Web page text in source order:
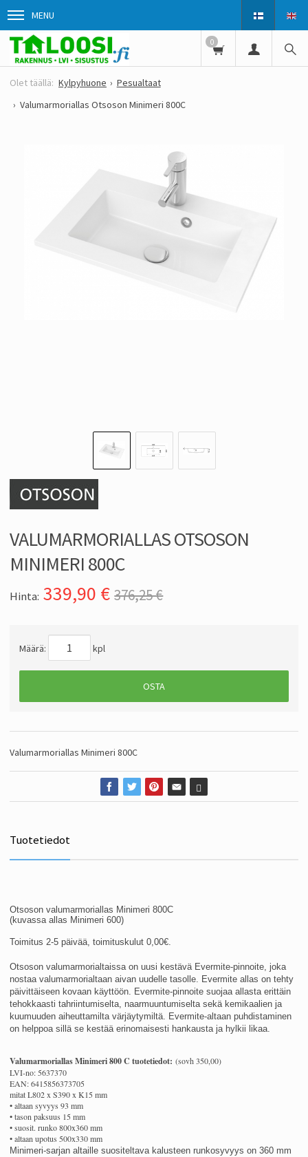
MENU
0
Kylpyhuone
Pesualtaat
Valumarmoriallas Otsoson Minimeri 800C
VALUMARMORIALLAS OTSOSON
MINIMERI 800C
Hinta: 339,90 € 376,25 €
Määrä: kpl
OSTA
Valumarmoriallas Minimeri 800C
Tuotetiedot
Otsoson valumarmoriallas Minimeri 800C
(kuvassa allas Minimeri 600)
Toimitus 2-5 päivää, toimituskulut 0,00€.
Otsoson valumarmorialtaissa on uusi kestävä Evermite-pinnoite, joka
nostaa valumarmorialtaan aivan uudelle tasolle. Evermite allas on tehty
päivittäiseen kovaan käyttöön. Evermite-pinnoite suojaa allasta erittäin
tehokkaasti tahriintumiselta, naarmuuntumiselta sekä kemikaalien ja
kuumuuden aiheuttamilta värjäytymiltä. Evermite-altaan puhdistaminen
on helppoa sillä se kestää erinomaisesti hankausta ja hylkii likaa.
Valumarmoriallas Minimeri 800 C tuotetiedot: (sovh 350,00)
LVI-no: 5637370
EAN: 6415856373705
mitat L802 x S390 x K15 mm
• altaan syvyys 93 mm
• tason paksuus 15 mm
• suosit. runko 800x360 mm
• altaan upotus 500x330 mm
Minimeri-sarjan altaille suositeltava kalusteen runkosyvyys on 360 mm